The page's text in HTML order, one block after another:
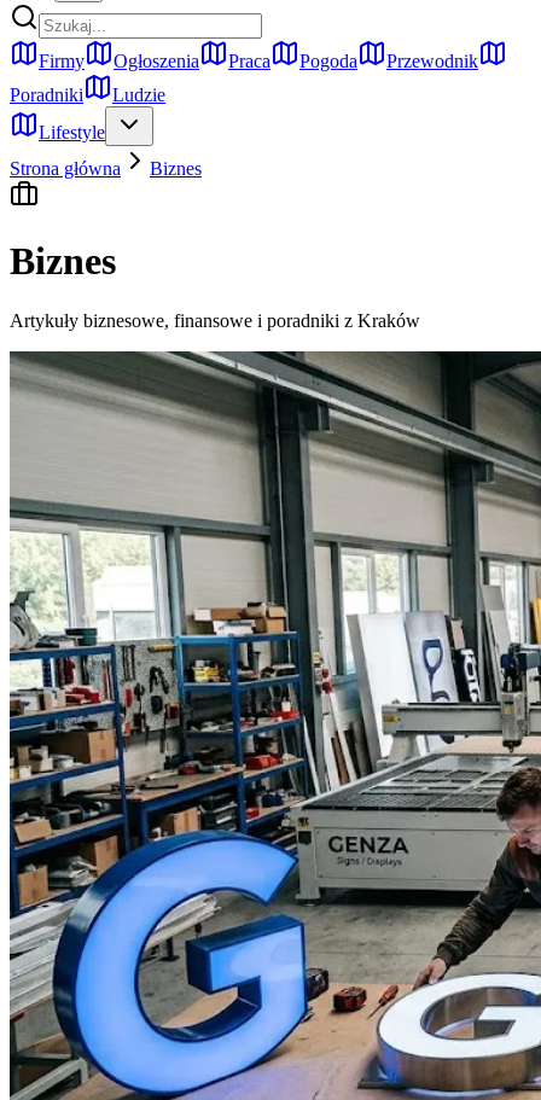
Firmy Ogłoszenia Praca Pogoda
Przewodnik
Poradniki
Ludzie
Lifestyle
Strona główna
Biznes
Biznes
Artykuły biznesowe, finansowe i poradniki z Kraków